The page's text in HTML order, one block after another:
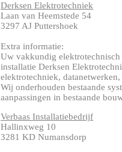
Derksen Elektrotechniek
Laan van Heemstede 54
3297 AJ Puttershoek
Extra informatie:
Uw vakkundig
installatie Derksen
elektrotechniek,
Wij onderhouden bestaande
aanpassingen in bestaande
Verbaas Installatiebedrijf
Hallinxweg 10
3281 KD Numansdorp